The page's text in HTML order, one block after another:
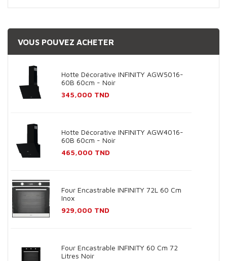
VOUS POUVEZ ACHETER
Hotte Décorative INFINITY AGW5016-
60B 60cm - Noir
Prix
345,000 TND
Hotte Décorative INFINITY AGW4016-
60B 60cm - Noir
Prix
465,000 TND
Four Encastrable INFINITY 72L 60 Cm
Inox
Prix
929,000 TND
Four Encastrable INFINITY 60 Cm 72
Litres Noir